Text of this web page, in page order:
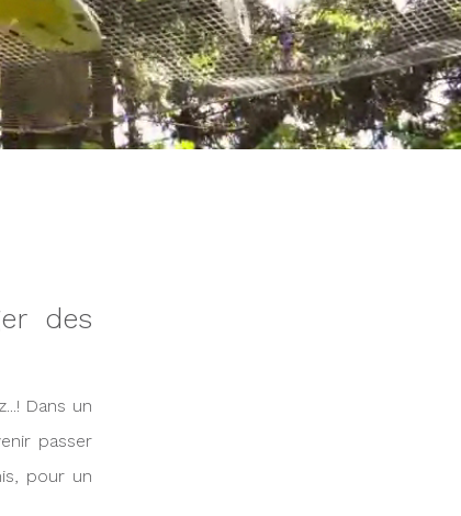
des
Dans un
passer
pour un